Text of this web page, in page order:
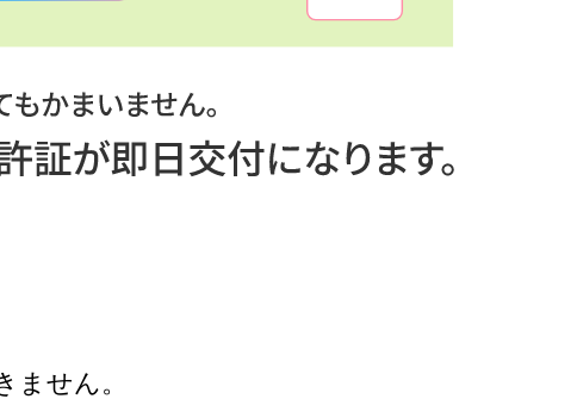
せん。